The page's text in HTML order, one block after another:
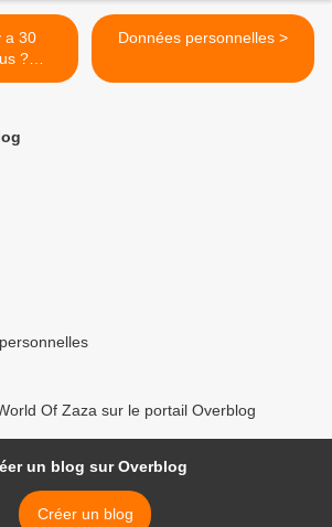
?
#été
Données personnelles >
Of Zaza sur le portail Overblog
un blog sur Overblog
Créer un blog